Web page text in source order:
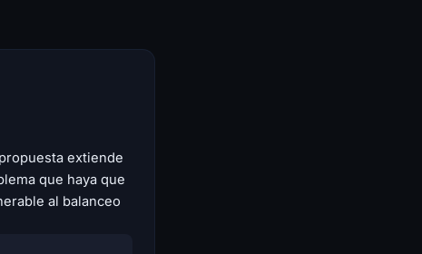
extiende
que haya que
al balanceo